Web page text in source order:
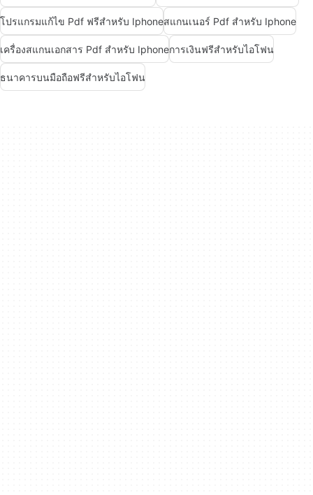
โปรแกรมแก้ไข Pdf ฟรีสำหรับ Iphoneสแกนเนอร์ Pdf สำหรับ Iphone
เครื่องสแกนเอกสาร Pdf สำหรับ Iphoneการเงินฟรีสำหรับไอโฟน
ธนาคารบนมือถือฟรีสำหรับไอโฟน